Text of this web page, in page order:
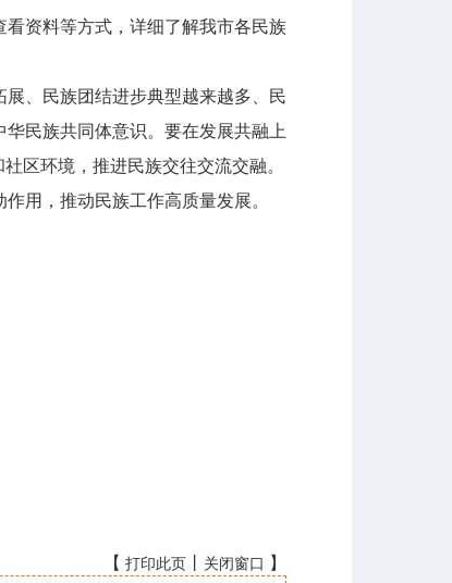
资料等方式，详细了解我市各民族
、民族团结进步典型越来越多、民
民族共同体意识。要在发展共融上
区环境，推进民族交往交流交融。
用，推动民族工作高质量发展。
【 打印此页 关闭窗口 】